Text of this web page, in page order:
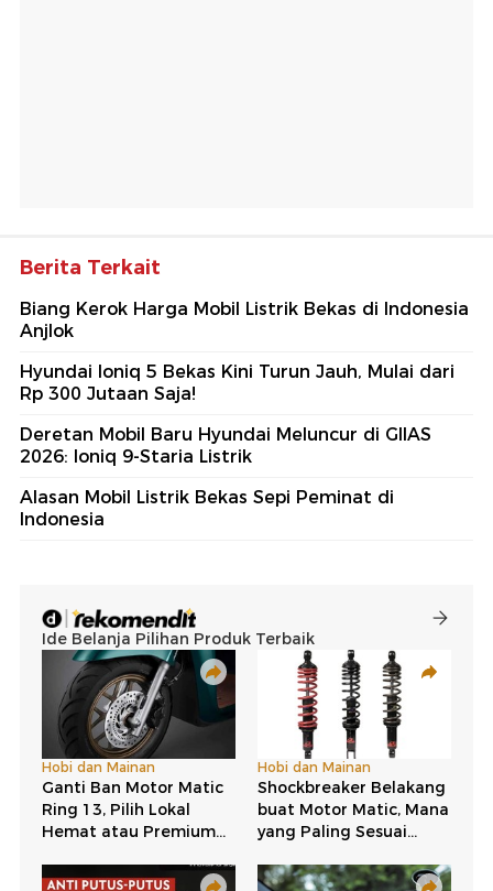
Berita Terkait
Biang Kerok Harga Mobil Listrik Bekas di Indonesia
Anjlok
Hyundai Ioniq 5 Bekas Kini Turun Jauh, Mulai dari
Rp 300 Jutaan Saja!
Deretan Mobil Baru Hyundai Meluncur di GIIAS
2026: Ioniq 9-Staria Listrik
Alasan Mobil Listrik Bekas Sepi Peminat di
Indonesia